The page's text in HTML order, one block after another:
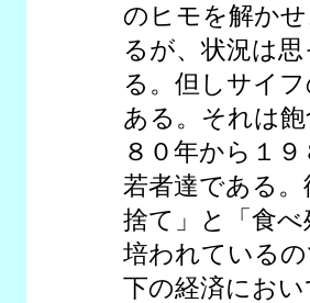
のヒモを解か
るが、状況は
る。但しサイ
ある。それは
８０年から１
若者達である
捨て」と「食
培われている
下の経済にお